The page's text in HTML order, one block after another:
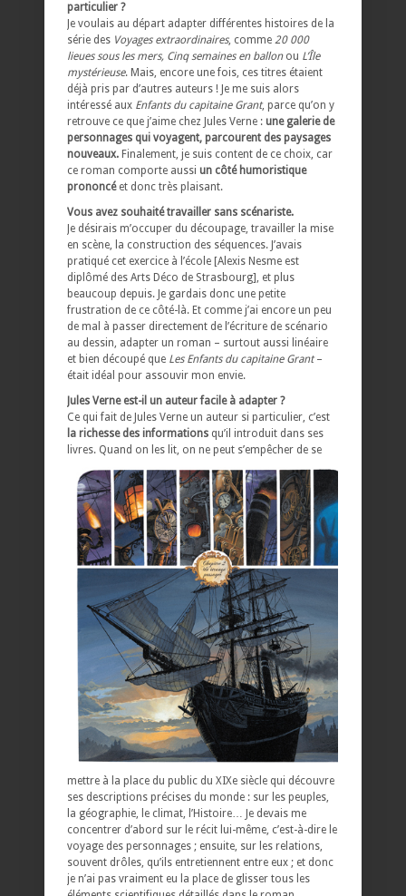
particulier ?
Je voulais au départ adapter différentes histoires de la
série des Voyages extraordinaires, comme 20 000
lieues sous les mers, Cinq semaines en ballonou L’Île
mystérieuse. Mais, encore une fois, ces titres étaient
déjà pris par d’autres auteurs ! Je me suis alors
intéressé aux Enfants du capitaine Grant, parce qu’on y
retrouve ce que j’aime chez Jules Verne : une galerie de
personnages qui voyagent, parcourent des paysages
nouveaux. Finalement, je suis content de ce choix, car
ce roman comporte aussi un côté humoristique
prononcéet donc très plaisant.
Vous avez souhaité travailler sans scénariste.
Je désirais m’occuper du découpage, travailler la mise
en scène, la construction des séquences. J’avais
pratiqué cet exercice à l’école [Alexis Nesme est
diplômé des Arts Déco de Strasbourg], et plus
beaucoup depuis. Je gardais donc une petite
frustration de ce côté-là. Et comme j’ai encore un peu
de mal à passer directement de l’écriture de scénario
au dessin, adapter un roman – surtout aussi linéaire
et bien découpé que Les Enfants du capitaine Grant–
était idéal pour assouvir mon envie.
Jules Verne est-il un auteur facile à adapter ?
Ce qui fait de Jules Verne un auteur si particulier, c’est
la richesse des informations qu’il introduit dans ses
livres. Quand on les lit, on ne peut s’empêcher de se
mettre à la place du public du XIXe siècle qui découvre
ses descriptions précises du monde : sur les peuples,
la géographie, le climat, l’Histoire… Je devais me
concentrer d’abord sur le récit lui-même, c’est-à-dire le
voyage des personnages ; ensuite, sur les relations,
souvent drôles, qu’ils entretiennent entre eux ; et donc
je n’ai pas vraiment eu la place de glisser tous les